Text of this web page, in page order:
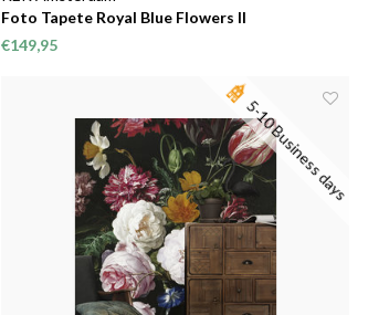
Foto Tapete Royal Blue Flowers II
€149,95
5-10 Business days